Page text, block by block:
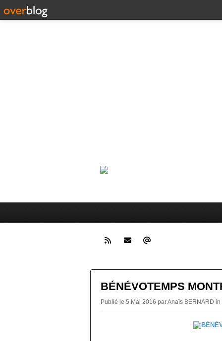
BÉNÉVOTEMPS
Publié le 5 Mai 2016 par Anaïs BERNARD in